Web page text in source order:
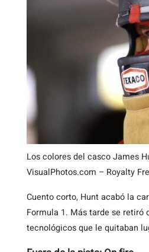
Los colores del casco James
VisualPhotos.com – Royalty
Cuento corto, Hunt acabó la
Formula 1. Más tarde se retiró
tecnológicos que le quitaban